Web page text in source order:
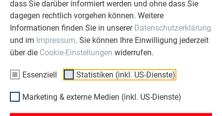
dass Sie darüber informiert werden und ohne dass Sie
dagegen rechtlich vorgehen können. Weitere
Informationen finden Sie in unserer Datenschutzerklärung
und im Impressum. Sie können Ihre Einwilligung jederzeit
über die Cookie-Einstellungen widerrufen.
Essenziell Statistiken (inkl. US-Dienste)
Marketing & externe Medien (inkl. US-Dienste)
Berechnungen
Handwerkzeug